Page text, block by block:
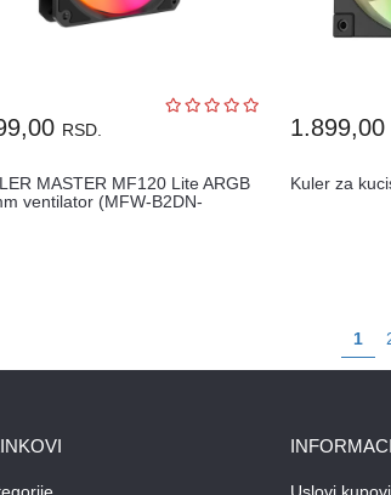
RSD.
MASTER MF120 Lite ARGB
ventilator (MFW-B2DN-
1.899,00
Kuler za
1